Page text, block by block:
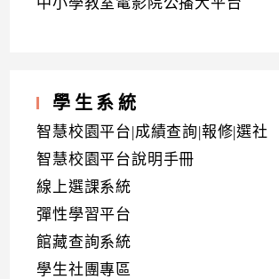
學生系統
智慧校園平台|成績查詢|報修|選社
智慧校園平台說明手冊
線上選課系統
彈性學習平台
館藏查詢系統
學生社團專區